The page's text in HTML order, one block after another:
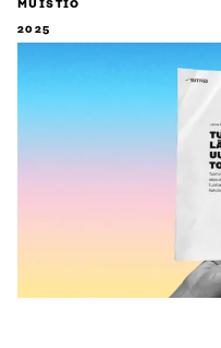
MUISTIO
2025